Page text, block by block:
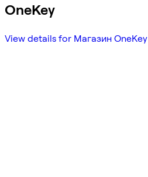
OneKey
View details for Магазин OneKey